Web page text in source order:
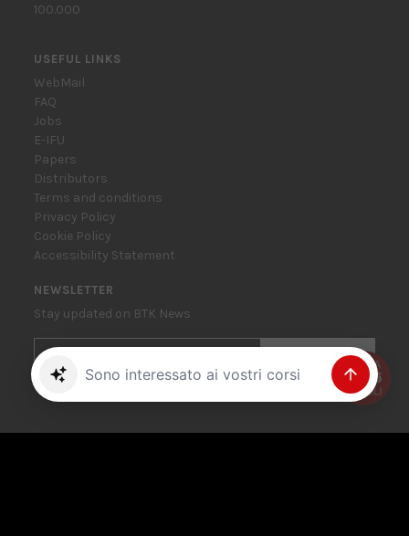
100.000
USEFUL LINKS
WebMail
FAQ
Jobs
E-IFU
Papers
Distributors
Terms and conditions
Privacy Policy
Cookie Policy
Accessibility Statement
NEWSLETTER
Stay updated on BTK News
SUBSCRIBE
I have read and accepted theprivacy terms and conditions
Trova il prodotto giusto per me